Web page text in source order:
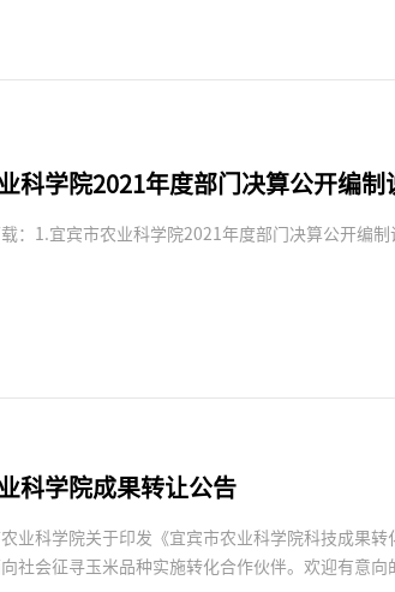
科学院2021年度部门决算公开编制
：1.宜宾市农业科学院2021年度部门决算公开编
科学院成果转让公告
业科学院关于印发《宜宾市农业科学院科技成果
社会征寻玉米品种实施转化合作伙伴。欢迎有意